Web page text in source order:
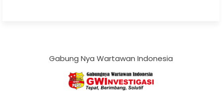
Gabung Nya Wartawan Indonesia